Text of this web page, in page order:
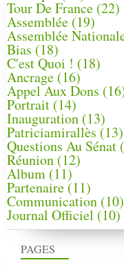
PAGES
Tour De France (22)
Assemblée (19)
Assemblée
Bias (18)
C'est Quoi ! (18)
Ancrage (16)
Appel Aux Dons
Portrait (14)
Inauguration (13)
Patriciamirallès (13)
Questions Au Sénat
Réunion (12)
Album (11)
Partenaire(11)
Communication (10)
Journal Officiel (10)